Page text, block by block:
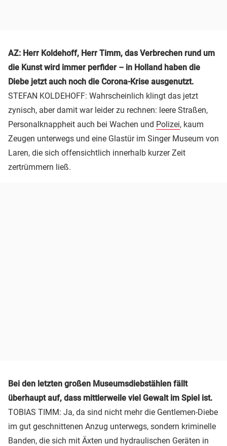
AZ: Herr Koldehoff, Herr Timm, das Verbrechen rund um
die Kunst wird immer perfider – in Holland haben die
Diebe jetzt auch noch die Corona-Krise ausgenutzt.
STEFAN KOLDEHOFF: Wahrscheinlich klingt das jetzt
zynisch, aber damit war leider zu rechnen: leere Straßen,
Personalknappheit auch bei Wachen und Polizei, kaum
Zeugen unterwegs und eine Glastür im Singer Museum von
Laren, die sich offensichtlich innerhalb kurzer Zeit
zertrümmern ließ.
Bei den letzten großen Museumsdiebstählen fällt
überhaupt auf, dass mittlerweile viel Gewalt im Spiel ist.
TOBIAS TIMM: Ja, da sind nicht mehr die Gentlemen-Diebe
im gut geschnittenen Anzug unterwegs, sondern kriminelle
Banden, die sich mit Äxten und hydraulischen Geräten in